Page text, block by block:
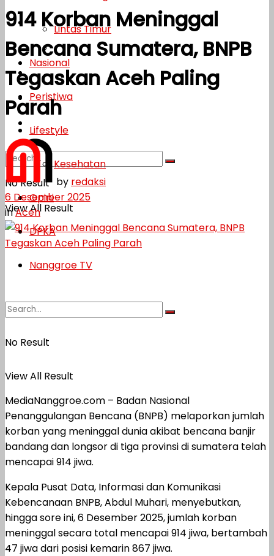
Lifestyle
Kesehatan
Opini
DPKA
Nanggroe TV
No Result
View All Result
Lintas Timur
Nasional
Peristiwa
Lifestyle
Kesehatan
Opini
DPKA
Nanggroe TV
No Result
View All Result
914 Korban Meninggal
Bencana Sumatera, BNPB
Tegaskan Aceh Paling
Parah
by redaksi
6 Desember 2025
inAceh
MediaNanggroe.com – Badan Nasional
Penanggulangan Bencana (BNPB) melaporkan jumlah
korban yang meninggal dunia akibat bencana banjir
bandang dan longsor di tiga provinsi di sumatera telah
mencapai 914 jiwa.
Kepala Pusat Data, Informasi dan Komunikasi
Kebencanaan BNPB, Abdul Muhari, menyebutkan,
hingga sore ini, 6 Desember 2025, jumlah korban
meninggal secara total mencapai 914 jiwa, bertambah
47 jiwa dari posisi kemarin 867 jiwa.